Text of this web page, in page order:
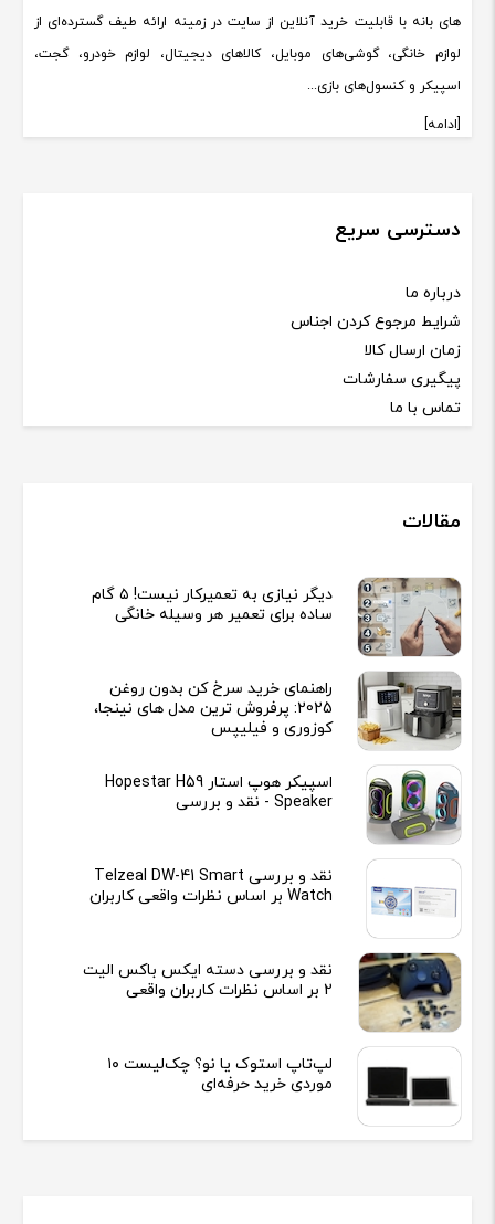
های بانه با قابلیت خرید آنلاین از سایت در زمینه ارائه طیف گسترده‌ای از
لوازم خانگی، گوشی‌های موبایل، کالاهای دیجیتال، لوازم خودرو، گجت،
اسپیکر و کنسول‌های بازی...
[ادامه]
دسترسی سریع
درباره ما
شرایط مرجوع کردن اجناس
زمان ارسال کالا
پیگیری سفارشات
تماس با ما
مقالات
دیگر نیازی به تعمیرکار نیست! ۵ گام
ساده برای تعمیر هر وسیله خانگی
راهنمای خرید سرخ کن بدون روغن
2025: پرفروش ترین مدل های نینجا،
کوزوری و فیلیپس
اسپیکر هوپ استار Hopestar H59
Speaker - نقد و بررسی
نقد و بررسی Telzeal DW-41 Smart
Watch بر اساس نظرات واقعی کاربران
نقد و بررسی دسته ایکس باکس الیت
2 بر اساس نظرات کاربران واقعی
لپ‌تاپ استوک یا نو؟ چک‌لیست ۱۰
موردی خرید حرفه‌ای